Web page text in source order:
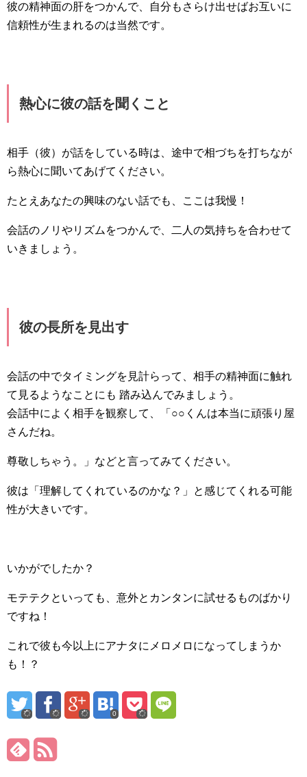
彼の精神面の肝をつかんで、自分もさらけ出せばお互いに
信頼性が生まれるのは当然です。
熱心に彼の話を聞くこと
相手（彼）が話をしている時は、途中で相づちを打ちなが
ら熱心に聞いてあげてください。
たとえあなたの興味のない話でも、ここは我慢！
会話のノリやリズムをつかんで、二人の気持ちを合わせて
いきましょう。
彼の長所を見出す
会話の中でタイミングを見計らって、相手の精神面に触れ
て見るようなことにも 踏み込んでみましょう。
会話中によく相手を観察して、「○○くんは本当に頑張り屋
さんだね。
尊敬しちゃう。」などと言ってみてください。
彼は「理解してくれているのかな？」と感じてくれる可能
性が大きいです。
いかがでしたか？
モテテクといっても、意外とカンタンに試せるものばかり
ですね！
これで彼も今以上にアナタにメロメロになってしまうか
も！？
0